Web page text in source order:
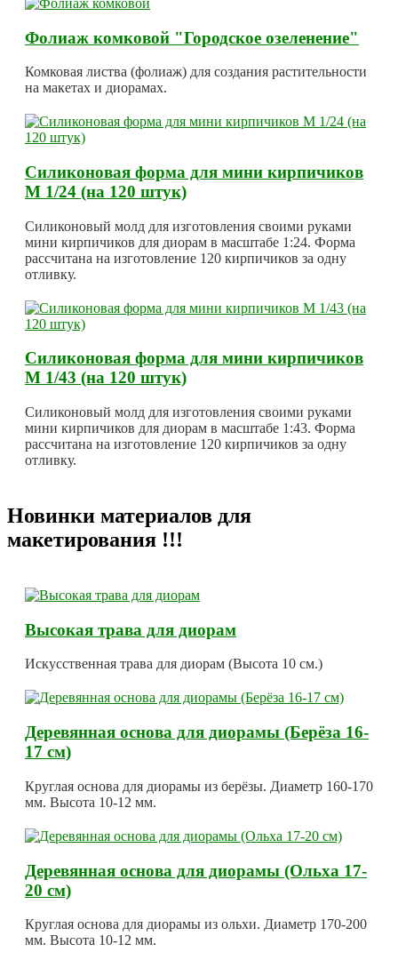
Фолиаж комковой "Городское озеленение"
Комковая листва (фолиаж) для создания растительности
на макетах и диорамах.
Силиконовая форма для мини кирпичиков
М 1/24 (на 120 штук)
Силиконовый молд для изготовления своими руками
мини кирпичиков для диорам в масштабе 1:24. Форма
рассчитана на изготовление 120 кирпичиков за одну
отливку.
Силиконовая форма для мини кирпичиков
М 1/43 (на 120 штук)
Силиконовый молд для изготовления своими руками
мини кирпичиков для диорам в масштабе 1:43. Форма
рассчитана на изготовление 120 кирпичиков за одну
отливку.
Новинки материалов для
макетирования !!!
Высокая трава для диорам
Искусственная трава для диорам (Высота 10 см.)
Деревянная основа для диорамы (Берёза 16-
17 см)
Круглая основа для диорамы из берёзы. Диаметр 160-170
мм. Высота 10-12 мм.
Деревянная основа для диорамы (Ольха 17-
20 см)
Круглая основа для диорамы из ольхи. Диаметр 170-200
мм. Высота 10-12 мм.